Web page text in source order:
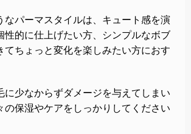
なパーマスタイルは、キュート感を演
性的に仕上げたい方、シンプルなボブ
てちょっと変化を楽しみたい方におす
に少なからずダメージを与えてしまい
の保湿やケアをしっかりしてください